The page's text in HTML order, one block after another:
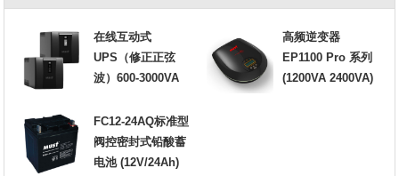
在线互动式
UPS（修正正弦
波）600-3000VA
高频逆变器
EP1100 Pro 系列
(1200VA 2400VA)
FC12-24AQ标准型
阀控密封式铅酸蓄
电池 (12V/24Ah)